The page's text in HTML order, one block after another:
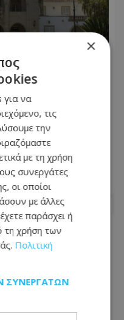
Η
από τη
του 2028
×
για να
τις
την
με τη χρήση
συνεργάτες
οι οποίοι
με άλλες
παράσχει ή
τη χρήση των
Πολιτική
ΣΥΝΕΡΓΑΤΏΝ